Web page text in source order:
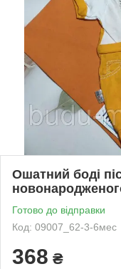
Ошатний боді
Готово до відправки
Код: 09007_62-3-6мес
368 ₴